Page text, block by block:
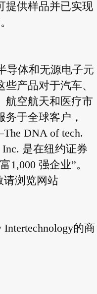
提供样品并已实现
导体和无源电子元
产品对于汽车、
航空航天和医疗市
于全球客户，
DNA of tech.
Inc. 是在纽约证券
1,000 强企业”。
请浏览网站
的商